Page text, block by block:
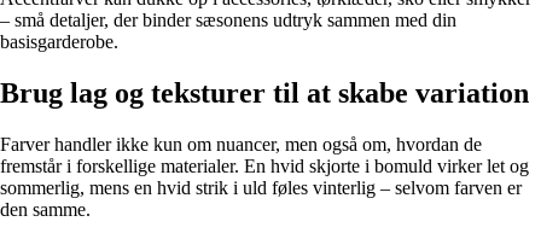
– små detaljer, der binder sæsonens udtryk sammen med din
basisgarderobe.
Brug lag og teksturer til at skabe variation
Farver handler ikke kun om nuancer, men også om, hvordan de
fremstår i forskellige materialer. En hvid skjorte i bomuld virker let og
sommerlig, mens en hvid strik i uld føles vinterlig – selvom farven er
den samme.